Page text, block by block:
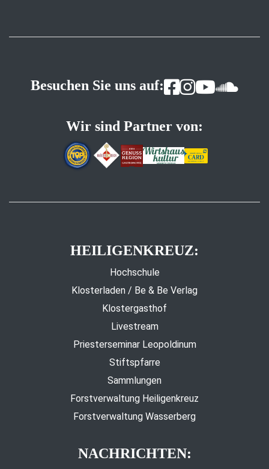
Besuchen Sie uns auf:
Wir sind Partner von:
HEILIGENKREUZ:
Hochschule
Klosterladen / Be & Be Verlag
Klostergasthof
Livestream
Priesterseminar Leopoldinum
Stiftspfarre
Sammlungen
Forstverwaltung Heiligenkreuz
Forstverwaltung Wasserberg
NACHRICHTEN: